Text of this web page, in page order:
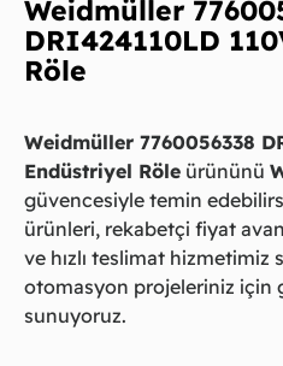
Weidmüller
DRI424110LD
Röle
Weidmüller 7760056338
Endüstriyel Röle ürününü
güvencesiyle temin
ürünleri, rekabetçi fiyat
ve hızlı teslimat hizmetimiz
otomasyon projeleriniz için
sunuyoruz.